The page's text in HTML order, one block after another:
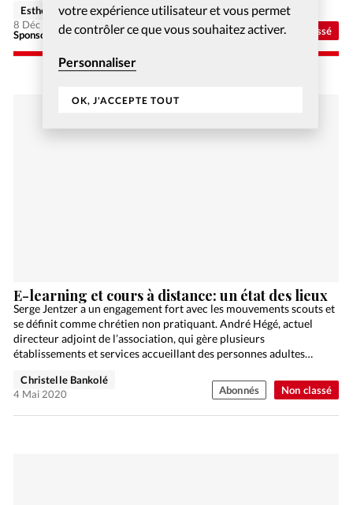
votre expérience utilisateur et vous permet
de contrôler ce que vous souhaitez activer.
Personnaliser
OK, J'ACCEPTE TOUT
Non classé
Sponsorisé - Alliance Biblilque Française
Esther Hänggi
8 Déc 2020
Non classé
E-learning et cours à distance: un état des lieux
Serge Jentzer a un engagement fort avec les mouvements scouts et
se définit comme chrétien non pratiquant. André Hégé, actuel
directeur adjoint de l’association, qui gère plusieurs
établissements et services accueillant des personnes adultes
Christelle Bankolé
4 Mai 2020
Abonnés